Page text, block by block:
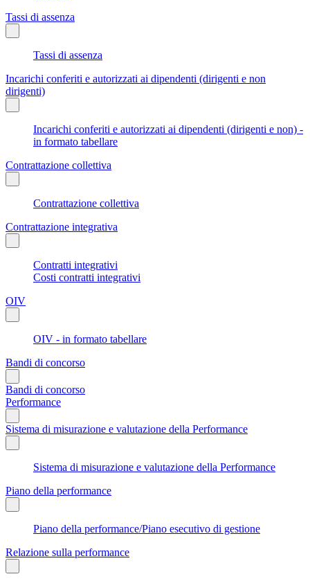
Tassi di assenza
Tassi di assenza
Incarichi conferiti e autorizzati ai dipendenti (dirigenti e non
dirigenti)
Incarichi conferiti e autorizzati ai dipendenti (dirigenti e non) -
in formato tabellare
Contrattazione collettiva
Contrattazione collettiva
Contrattazione integrativa
Contratti integrativi
Costi contratti integrativi
OIV
OIV - in formato tabellare
Bandi di concorso
Bandi di concorso
Performance
Sistema di misurazione e valutazione della Performance
Sistema di misurazione e valutazione della Performance
Piano della performance
Piano della performance/Piano esecutivo di gestione
Relazione sulla performance